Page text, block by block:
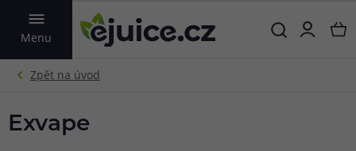
Menu
VYHLEDAT
Exvape